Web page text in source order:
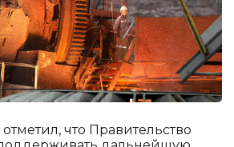
что Правительство